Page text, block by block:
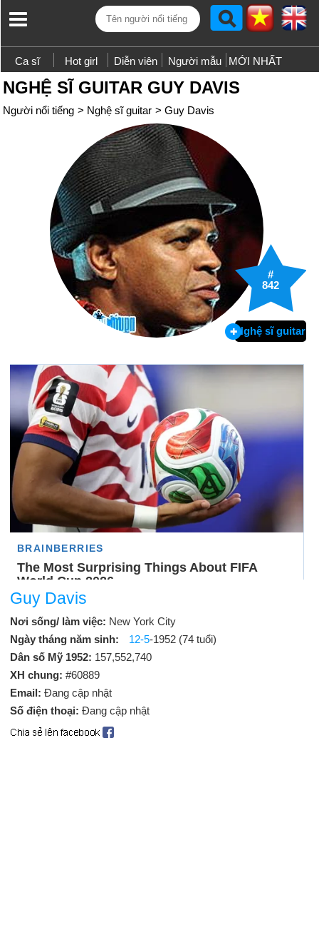
Ca sĩ Hot girl Diễn viên Người mẫu MỚI NHẤT
NGHỆ SĨ GUITAR GUY DAVIS
Người nổi tiếng > Nghệ sĩ guitar > Guy Davis
#
842
Nghệ sĩ guitar
Guy Davis
Nơi sống/ làm việc: New York City
Ngày tháng năm sinh:
12-5-1952 (74 tuổi)
Dân số Mỹ 1952: 157,552,740
XH chung: #60889
Email: Đang cập nhật
Số điện thoại: Đang cập nhật